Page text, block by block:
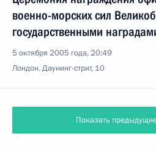
военно-морских сил
государственными
5 октября 2005 года, 20:49
Лондон, Даунинг-стрит, 10
Показать